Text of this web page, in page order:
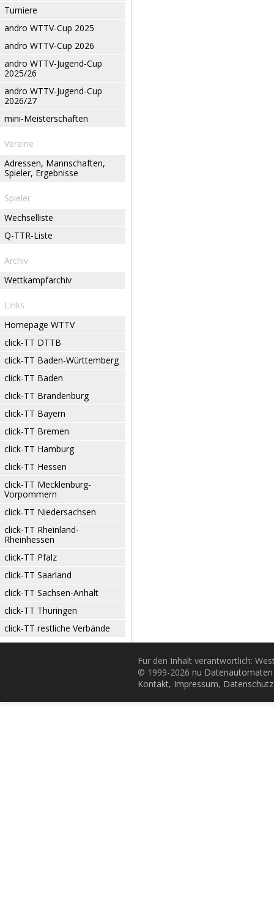
Turniere
andro WTTV-Cup 2025
andro WTTV-Cup 2026
andro WTTV-Jugend-Cup
2025/26
andro WTTV-Jugend-Cup
2026/27
mini-Meisterschaften
Vereine
Adressen, Mannschaften,
Spieler, Ergebnisse
Spieler
Wechselliste
Q-TTR-Liste
Archiv
Wettkampfarchiv
Links
Homepage WTTV
click-TT DTTB
click-TT Baden-Württemberg
click-TT Baden
click-TT Brandenburg
click-TT Bayern
click-TT Bremen
click-TT Hamburg
click-TT Hessen
click-TT Mecklenburg-
Vorpommern
click-TT Niedersachsen
click-TT Rheinland-
Rheinhessen
click-TT Pfalz
click-TT Saarland
click-TT Sachsen-Anhalt
click-TT Thüringen
click-TT restliche Verbände
Für den Inhalt verantwortlich:
© 1999-2026 nu
Kontakt, Impressum, Datenschutz